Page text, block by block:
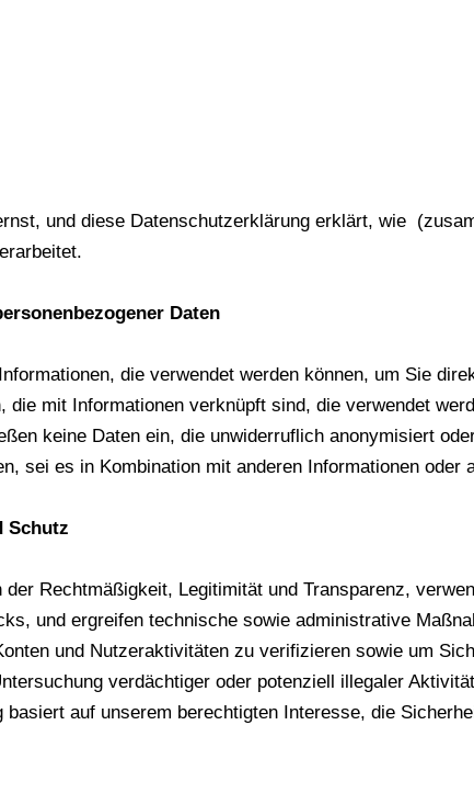
und diese Datenschutzerklärung erklärt, wie
Daten
die verwendet werden können, um Sie
die mit Informationen verknüpft sind, die verwendet
keine Daten ein, die unwiderruflich anonymisiert
sei es in Kombination mit anderen Informationen oder
Schutz
Rechtmäßigkeit, Legitimität und Transparenz,
und ergreifen technische sowie administrative
und Nutzeraktivitäten zu verifizieren sowie um
verdächtiger oder potenziell illegaler
basiert auf unserem berechtigten Interesse, die